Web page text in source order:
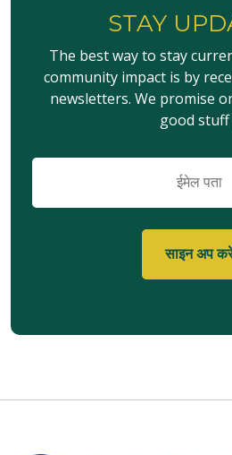
STAY
The best way to stay
community impact is by
newsletters. We promise
good stuff